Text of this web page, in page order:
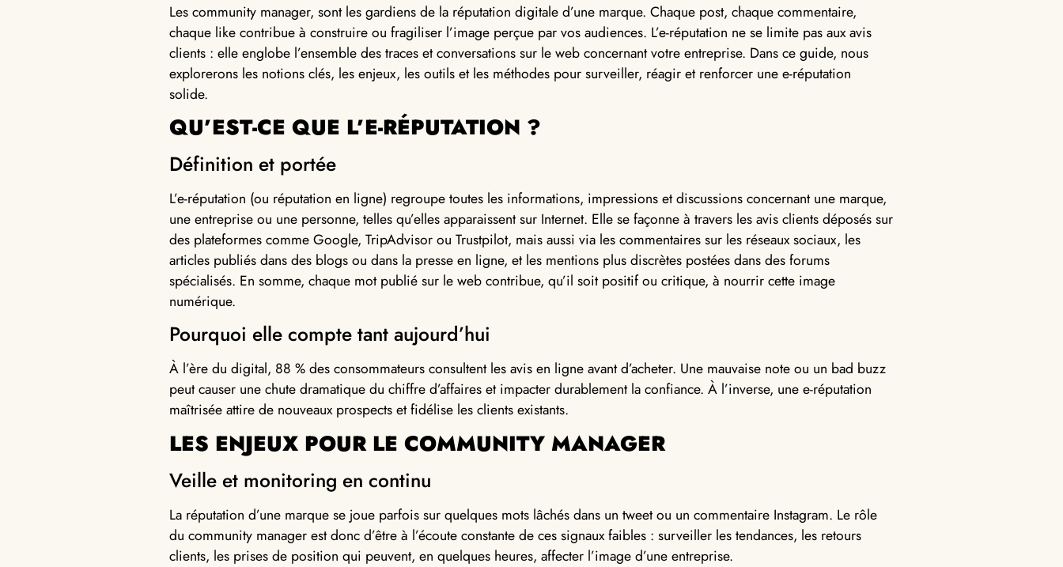
Les community manager, sont les gardiens de la réputation digitale d’une marque. Chaque post, chaque commentaire,
chaque like contribue à construire ou fragiliser l’image perçue par vos audiences. L’e-réputation ne se limite pas aux avis
clients : elle englobe l’ensemble des traces et conversations sur le web concernant votre entreprise. Dans ce guide, nous
explorerons les notions clés, les enjeux, les outils et les méthodes pour surveiller, réagir et renforcer une e-réputation
solide.
QU’EST-CE QUE L’E-RÉPUTATION ?
Définition et portée
L’e-réputation (ou réputation en ligne) regroupe toutes les informations, impressions et discussions concernant une marque,
une entreprise ou une personne, telles qu’elles apparaissent sur Internet. Elle se façonne à travers les avis clients déposés sur
des plateformes comme Google, TripAdvisor ou Trustpilot, mais aussi via les commentaires sur les réseaux sociaux, les
articles publiés dans des blogs ou dans la presse en ligne, et les mentions plus discrètes postées dans des forums
spécialisés. En somme, chaque mot publié sur le web contribue, qu’il soit positif ou critique, à nourrir cette image
numérique.
Pourquoi elle compte tant aujourd’hui
À l’ère du digital, 88 % des consommateurs consultent les avis en ligne avant d’acheter. Une mauvaise note ou un bad buzz
peut causer une chute dramatique du chiffre d’affaires et impacter durablement la confiance. À l’inverse, une e-réputation
maîtrisée attire de nouveaux prospects et fidélise les clients existants.
LES ENJEUX POUR LE COMMUNITY MANAGER
Veille et monitoring en continu
La réputation d’une marque se joue parfois sur quelques mots lâchés dans un tweet ou un commentaire Instagram. Le rôle
du community manager est donc d’être à l’écoute constante de ces signaux faibles : surveiller les tendances, les retours
clients, les prises de position qui peuvent, en quelques heures, affecter l’image d’une entreprise.